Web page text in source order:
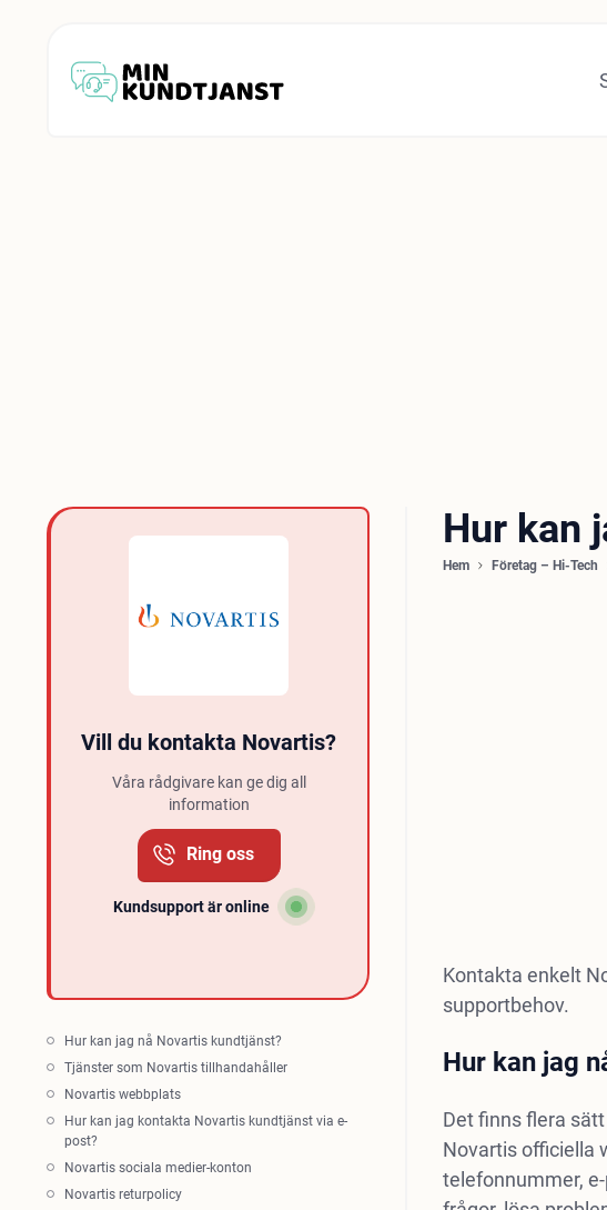
Vill du kontakta Novartis?
Våra rådgivare kan ge dig all
information
Ring oss
Kundsupport är online
Hur kan jag nå Novartis kundtjänst?
Tjänster som Novartis tillhandahåller
Novartis webbplats
Hur kan jag kontakta Novartis kundtjänst via e-
post?
Novartis sociala medier-konton
Novartis returpolicy
Hur kan
Hem Företag – Hi-Tech
Kontakta enkelt
supportbehov.
Hur kan jag
Det finns flera
Novartis officiella
telefonnummer,